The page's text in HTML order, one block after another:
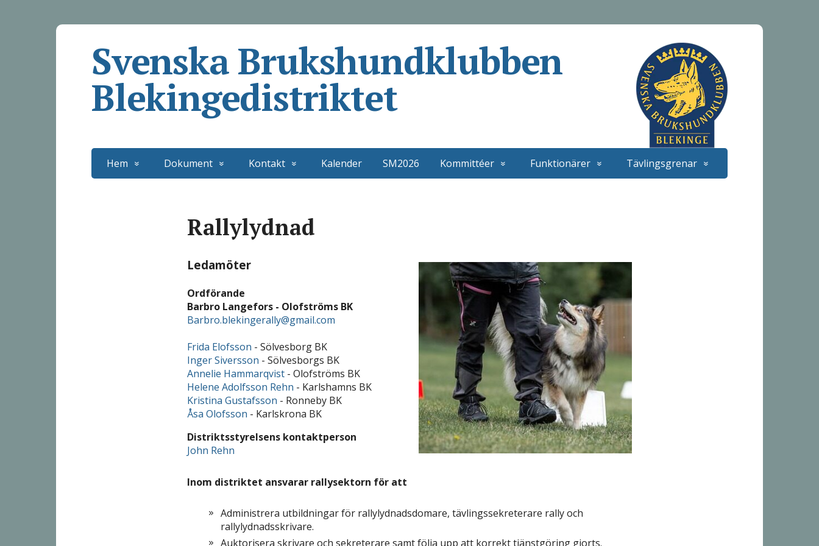
Svenska Brukshundklubben
Blekingedistriktet
Hem Dokument Kontakt Kalender SM2026 Kommittéer Funktionärer Tävlingsgrenar
Rallylydnad
Ledamöter
Ordförande
Barbro Langefors - Olofströms BK
Barbro.blekingerally@gmail.com
Frida Elofsson - Sölvesborg BK
Inger Siversson - Sölvesborgs BK
Annelie Hammarqvist - Olofströms BK
Helene Adolfsson Rehn - Karlshamns BK
Kristina Gustafsson - Ronneby BK
Åsa Olofsson - Karlskrona BK
Distriktsstyrelsens kontaktperson
John Rehn
Inom distriktet ansvarar rallysektorn för att
Administrera utbildningar för rallylydnadsdomare, tävlingssekreterare rally och
rallylydnadsskrivare.
Auktorisera skrivare och sekreterare samt följa upp att korrekt tjänstgöring gjorts.